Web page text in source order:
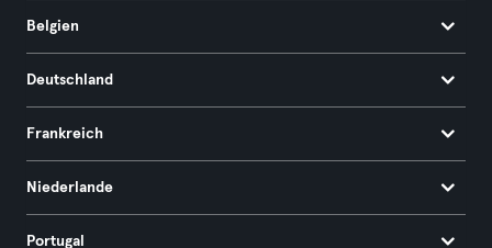
Belgien
Deutschland
Frankreich
Niederlande
Portugal